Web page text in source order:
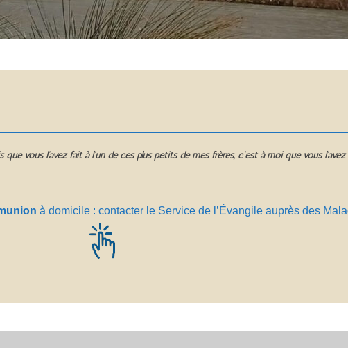
vous l’avez fait à l’un de ces plus petits de mes frères, c’est à moi que vous l’avez
à domicile : contacter le Service de l’Évangile auprès des